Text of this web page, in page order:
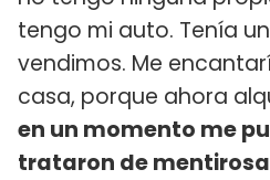
tengo mi auto. Tenía
vendimos. Me
casa, porque ahora
en un momento me
trataron de